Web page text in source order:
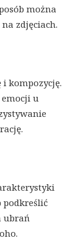
można
zdjęciach.
kompozycję.
u
podkreślić
ubrań